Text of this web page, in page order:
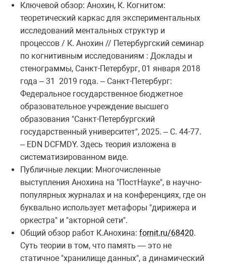
Ключевой обзор: Анохин, К. Когнитом:
теоретический каркас для экспериментальных
исследований ментальных структур и
процессов / К. Анохин // Петербургский семинар
по когнитивным исследованиям : Доклады и
стенограммы, Санкт-Петербург, 01 января 2018
года – 31 2019 года. – Санкт-Петербург:
Федеральное государственное бюджетное
образовательное учреждение высшего
образования "Санкт-Петербургский
государственный университет", 2025. – С. 44-77.
– EDN DCFMDY. Здесь теория изложена в
систематизированном виде.
Публичные лекции: Многочисленные
выступления Анохина на "ПостНауке", в научно-
популярных журналах и на конференциях, где он
буквально использует метафоры "дирижера и
оркестра" и "акторной сети".
Общий обзор работ К.Анохина: fornit.ru/68420.
Суть теории в том, что память — это не
статичное "хранилище данных", а динамический